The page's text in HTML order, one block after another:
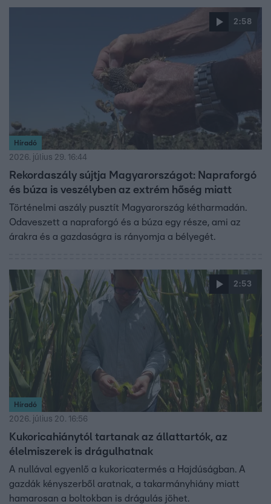
2:58
Híradó
2026. július 29. 16:44
Rekordaszály sújtja Magyarországot: Napraforgó
és búza is veszélyben az extrém hőség miatt
Történelmi aszály pusztít Magyarország kétharmadán.
Odaveszett a napraforgó és a búza egy része, ami az
árakra és a gazdaságra is rányomja a bélyegét.
2:53
Híradó
2026. július 20. 16:56
Kukoricahiánytól tartanak az állattartók, az
élelmiszerek is drágulhatnak
A nullával egyenlő a kukoricatermés a Hajdúságban. A
gazdák kényszerből aratnak, a takarmányhiány miatt
hamarosan a boltokban is drágulás jöhet.